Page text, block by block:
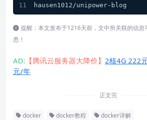
hausen1012/unipower-blog
提醒：本文发布于1216天前，文中所关联的信息
悉！
AD: 【腾讯云服务器大降价】 2核4G 222
元/年
正文完
docker docker教程 docker详解